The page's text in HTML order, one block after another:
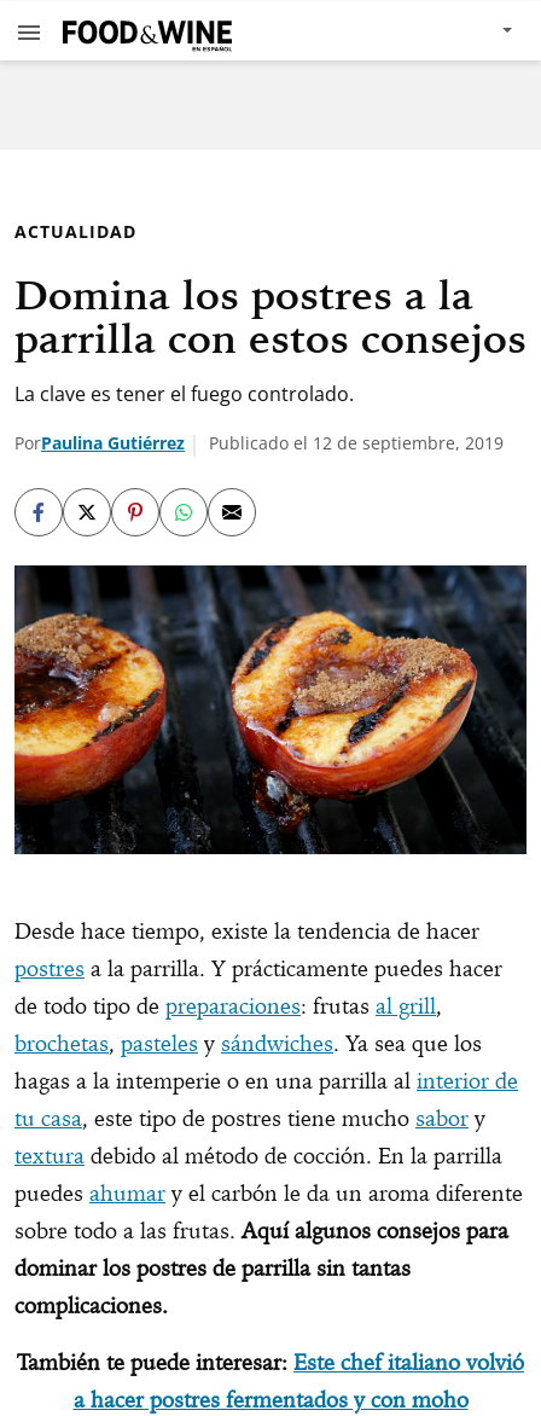
ACTUALIDAD
Domina los postres a la
parrilla con estos consejos
La clave es tener el fuego controlado.
PorPaulina Gutiérrez Publicado el 12 de septiembre, 2019
Desde hace tiempo, existe la tendencia de hacer
postres a la parrilla. Y prácticamente puedes hacer
de todo tipo de preparaciones: frutas al grill,
brochetas, pasteles y sándwiches. Ya sea que los
hagas a la intemperie o en una parrilla al interior de
tu casa, este tipo de postres tiene mucho sabor y
textura debido al método de cocción. En la parrilla
puedes ahumar y el carbón le da un aroma diferente
sobre todo a las frutas.Aquí algunos consejos para
dominar los postres de parrilla sin tantas
complicaciones.
También te puede interesar: Este chef italiano volvió
a hacer postres fermentados y con moho